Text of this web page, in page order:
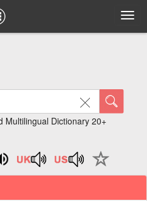
Multilingual Dictionary 20+